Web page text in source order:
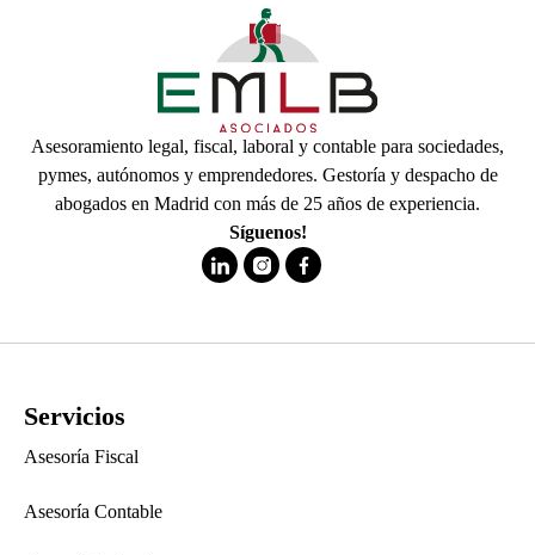
Asesoramiento legal, fiscal, laboral y contable para sociedades,
pymes, autónomos y emprendedores. Gestoría y despacho de
abogados en Madrid con más de 25 años de experiencia.
Síguenos!
Servicios
Asesoría Fiscal
Asesoría Contable